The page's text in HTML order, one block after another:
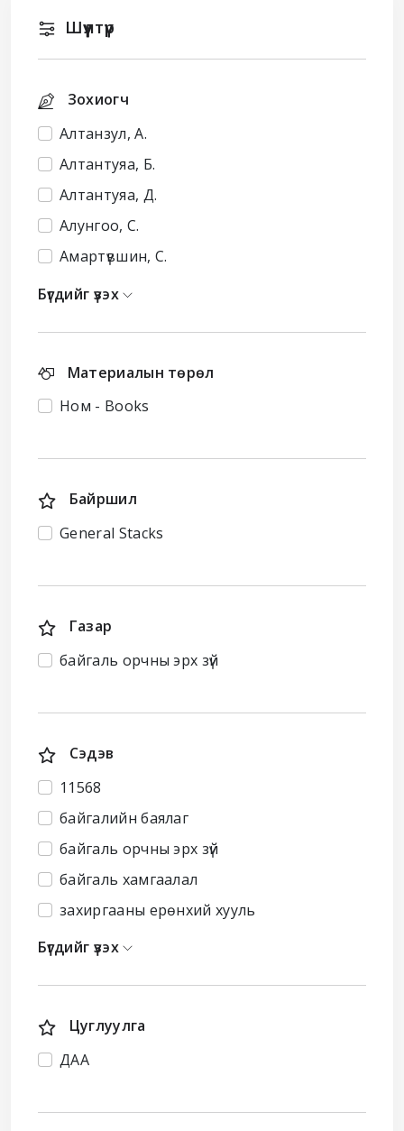
Шүүлтүүр
Зохиогч
Алтанзул, А.
Алтантуяа, Б.
Алтантуяа, Д.
Алунгоо, С.
Амартүвшин, С.
Бүгдийг үзэх
Материалын төрөл
Ном - Books
Байршил
General Stacks
Газар
байгаль орчны эрх зүй
Сэдэв
11568
байгалийн баялаг
байгаль орчны эрх зүй
байгаль хамгаалал
захиргааны ерөнхий хууль
Бүгдийг үзэх
Цуглуулга
ДАА